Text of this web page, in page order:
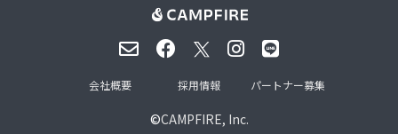
©CAMPFIRE, Inc.
会社概要 採用情報 パートナー募集